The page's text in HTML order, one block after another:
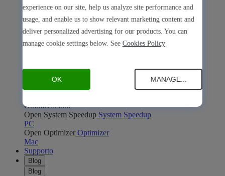
Open Safe ShoppingSafe Shopping
Open Avira Browser SafetyAvira Browser Safety
PCMac
Privacy online
Open Password Manager
Password Manager
Android
Open Avira Secure Browser
Avira Secure Browser
Ottimizzazione
Open System Speedup System Speedup
PC
Open Optimizer Optimizer
Mac
Supporto
Blog
Blog
experience on our site, help us analyze site performance and
usage, and enable us to show relevant marketing content and
deliver personalized advertising for our products. You can
manage cookie settings below. See Cookies Policy
OK MANAGE...